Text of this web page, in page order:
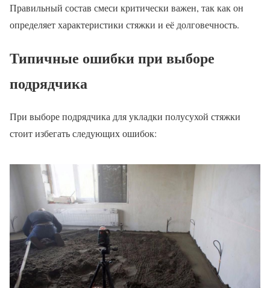
Правильный состав смеси критически важен, так как он
определяет характеристики стяжки и её долговечность.
Типичные ошибки при выборе
подрядчика
При выборе подрядчика для укладки полусухой стяжки
стоит избегать следующих ошибок: